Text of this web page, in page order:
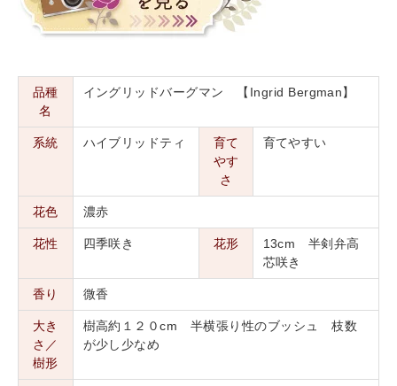
品種
名
イングリッドバーグマン 【Ingrid Bergman】
系統 ハイブリッドティ
育て
やす
さ
育てやすい
花色 濃赤
花性 四季咲き 花形
13cm 半剣弁高
芯咲き
香り 微香
大き
さ／
樹形
樹高約１２０cm 半横張り性のブッシュ 枝数
が少し少なめ